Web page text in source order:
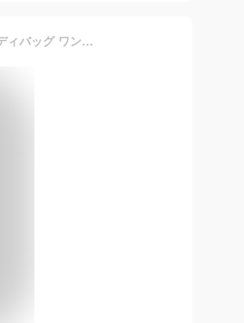
anello GRANDE アネロ グランデ ボディバッグ クロスボディバッグ ワンショルダー レディース メンズ ショルダーバッグ 斜めがけ バッグ 撥水 軽量 ナイロン メッシュ 保冷ポケット A5 通気性 背中 蒸れない ムレしらず 軽い ポケット シンプル 無地 おしゃれ 夏 通勤 通学